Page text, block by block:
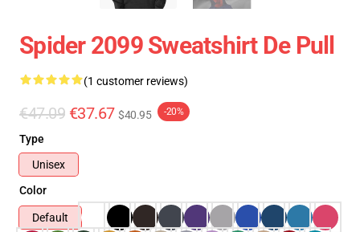
Spider 2099 Sweatshirt De Pull
(1 customer reviews)
€47.09 €37.67 $40.95 -20%
Type
Unisex
Color
Default